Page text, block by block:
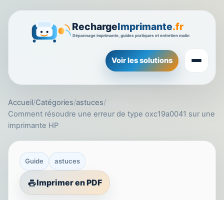
Voir les solutions
Accueil/Catégories/astuces/
Comment résoudre une erreur de type oxc19a0041 sur une
imprimante HP
Guide astuces
Imprimer en PDF